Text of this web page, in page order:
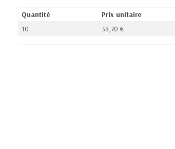
Quantité Prix unitaire
10
38,70 €